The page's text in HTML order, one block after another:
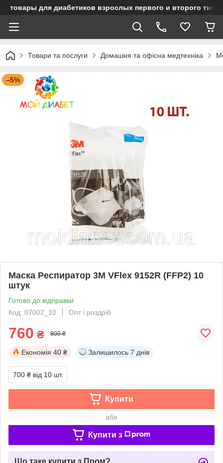
товары для диабетиков взрослых первого и второго типа
Товари та послуги Домашня та офісна медтехніка
–5%
Маска Респиратор 3М VFlex 9152R (FFP2) 10
штук
Готово до відправки
Код: 07002_10
Опт і роздріб
760 ₴ 800 ₴
Економія 40 ₴ Залишилось 7 днів
700 ₴ від 10 шт.
Купити
або
Купити з
Що таке купити з Пром?